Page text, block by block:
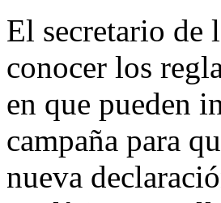
El secretario
conocer los
en que pueden
campaña para
nueva